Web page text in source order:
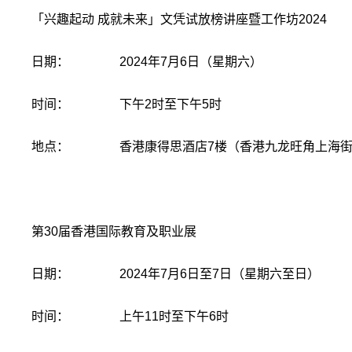
「兴趣起动 成就未来」文凭试放榜讲座暨工作坊2024
日期： 2024年7月6日（星期六）
时间： 下午2时至下午5时
地点： 香港康得思酒店7楼（香港九龙旺角上海街
第30届香港国际教育及职业展
日期： 2024年7月6日至7日（星期六至日）
时间： 上午11时至下午6时